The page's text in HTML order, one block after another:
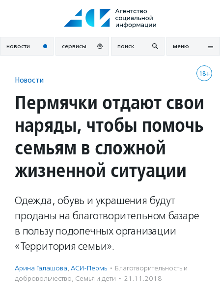
новости сервисы поиск меню
18+
Новости
Пермячки отдают свои
наряды, чтобы помочь
семьям в сложной
жизненной ситуации
Одежда, обувь и украшения будут
проданы на благотворительном базаре
в пользу подопечных организации
«Территория семьи».
Арина Галашова, АСИ-Пермь · Благотвори­тель­ность и
доброволь­чест­во, Семья и дети · 21.11.2018